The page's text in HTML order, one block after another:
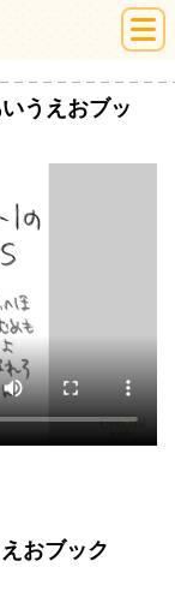
本ひろば
うえおブッ
おブック